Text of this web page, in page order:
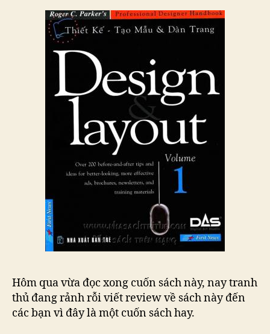
Hôm qua vừa đọc xong cuốn sách này, nay tranh
thủ đang rảnh rỗi viết review về sách này đến
các bạn vì đây là một cuốn sách hay.